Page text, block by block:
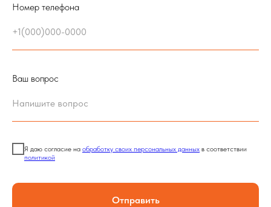
Номер телефона
Ваш вопрос
Я даю согласие на обработку своих персональных данных в соответствии
политикой
Отправить